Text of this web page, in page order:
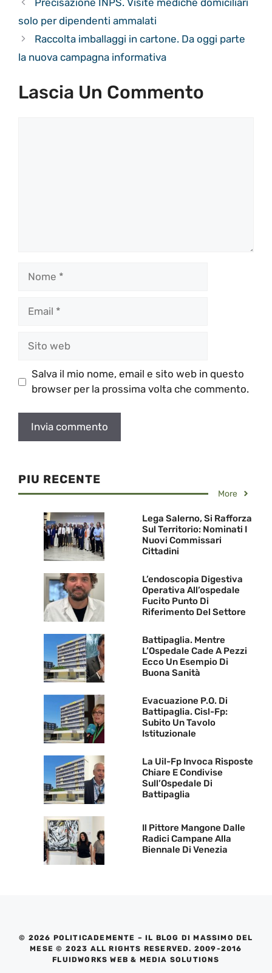
solo per dipendenti ammalati
Raccolta imballaggi in cartone. Da oggi parte
la nuova campagna informativa
Lascia Un Commento
Salva il mio nome, email e sito web in questo
browser per la prossima volta che commento.
PIU RECENTE
More
Lega Salerno, Si Rafforza
Sul Territorio: Nominati I
Nuovi Commissari
Cittadini
L’endoscopia Digestiva
Operativa All’ospedale
Fucito Punto Di
Riferimento Del Settore
Battipaglia. Mentre
L’Ospedale Cade A Pezzi
Ecco Un Esempio Di
Buona Sanità
Evacuazione P.O. Di
Battipaglia. Cisl-Fp:
Subito Un Tavolo
Istituzionale
La Uil-Fp Invoca Risposte
Chiare E Condivise
Sull’Ospedale Di
Battipaglia
Il Pittore Mangone Dalle
Radici Campane Alla
Biennale Di Venezia
© 2026 POLITICADEMENTE – IL BLOG DI MASSIMO DEL
MESE © 2023 ALL RIGHTS RESERVED. 2009-2016
FLUIDWORKS WEB & MEDIA SOLUTIONS